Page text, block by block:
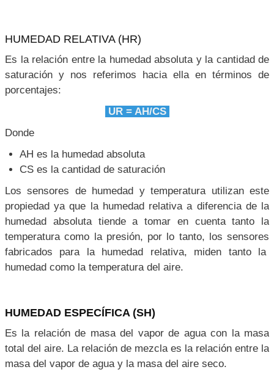
HUMEDAD RELATIVA (HR)
Es la relación entre la humedad absoluta y la cantidad de
saturación y nos referimos hacia ella en términos de
porcentajes:
UR = AH/CS
Donde
AH es la humedad absoluta
CS es la cantidad de saturación
Los sensores de humedad y temperatura utilizan este
propiedad ya que la humedad relativa a diferencia de la
humedad absoluta tiende a tomar en cuenta tanto la
temperatura como la presión, por lo tanto, los sensores
fabricados para la humedad relativa, miden tanto la
humedad como la temperatura del aire.
HUMEDAD ESPECÍFICA (SH)
Es la relación de masa del vapor de agua con la masa
total del aire. La relación de mezcla es la relación entre la
masa del vapor de agua y la masa del aire seco.